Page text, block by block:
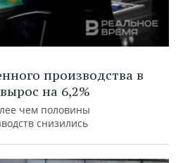
производства в
на 6,2%
чем половины
снизились